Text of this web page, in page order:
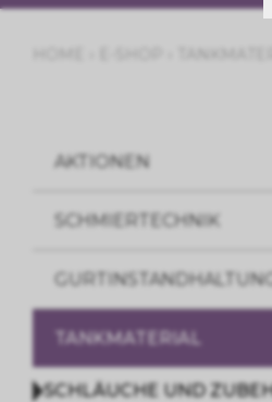
AKTIONEN
SCHMIERTECHNIK
GURTINSTANDHALTUNG
TANKMATERIAL
SCHLÄUCHE UND